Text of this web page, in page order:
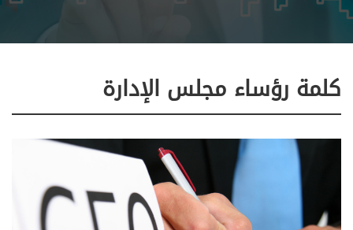
كلمة رؤساء مجلس الإدارة